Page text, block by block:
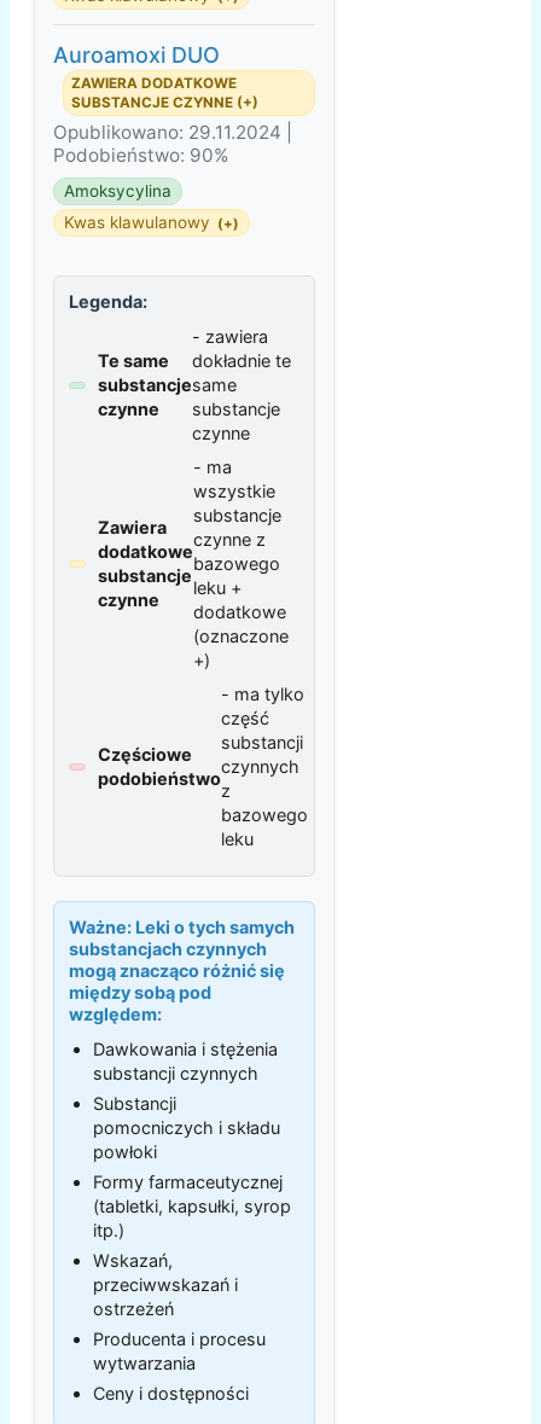
Auroamoxi DUO
ZAWIERA DODATKOWE
SUBSTANCJE CZYNNE (+)
Opublikowano: 29.11.2024 |
Podobieństwo: 90%
Amoksycylina
Kwas klawulanowy (+)
Legenda:
Te same
substancje
czynne
- zawiera
dokładnie te
same
substancje
czynne
Zawiera
dodatkowe
substancje
czynne
- ma
wszystkie
substancje
czynne z
bazowego
leku +
dodatkowe
(oznaczone
+)
Częściowe
podobieństwo
- ma tylko
część
substancji
czynnych
z
bazowego
leku
Ważne: Leki o tych samych
substancjach czynnych
mogą znacząco różnić się
między sobą pod
względem:
Dawkowania i stężenia
substancji czynnych
Substancji
pomocniczych i składu
powłoki
Formy farmaceutycznej
(tabletki, kapsułki, syrop
itp.)
Wskazań,
przeciwwskazań i
ostrzeżeń
Producenta i procesu
wytwarzania
Ceny i dostępności